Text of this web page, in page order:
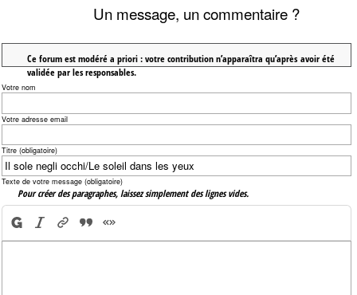
Un message, un commentaire ?
Ce forum est modéré a priori : votre contribution n’apparaîtra qu’après avoir été
validée par les responsables.
Votre nom
Votre adresse email
Titre (obligatoire)
Texte de votre message (obligatoire)
Pour créer des paragraphes, laissez simplement des lignes vides.